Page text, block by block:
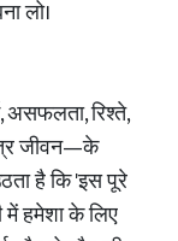
लो।
रिश्ते,
जीवन—के
है कि 'इस पूरे
में हमेशा के लिए